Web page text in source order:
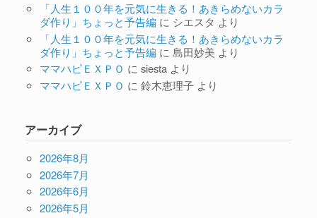
「人生１００年を元気に生きる！あきらめないカラ
ダ作り」ちょっと予告編に シエスタ より
「人生１００年を元気に生きる！あきらめないカラ
ダ作り」ちょっと予告編に 島田妙美 より
ママハピＥＸＰＯ に siestaより
ママハピＥＸＰＯ に 鈴木恵理子より
アーカイブ
2026年8月
2026年7月
2026年6月
2026年5月